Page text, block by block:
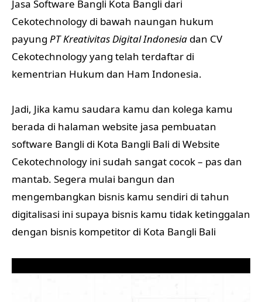
Jasa Software Bangli Kota Bangli dari
Cekotechnology di bawah naungan hukum
payung PT Kreativitas Digital Indonesia dan CV
Cekotechnology yang telah terdaftar di
kementrian Hukum dan Ham Indonesia.
Jadi, Jika kamu saudara kamu dan kolega kamu
berada di halaman website jasa pembuatan
software Bangli di Kota Bangli Bali di Website
Cekotechnology ini sudah sangat cocok – pas dan
mantab. Segera mulai bangun dan
mengembangkan bisnis kamu sendiri di tahun
digitalisasi ini supaya bisnis kamu tidak ketinggalan
dengan bisnis kompetitor di Kota Bangli Bali